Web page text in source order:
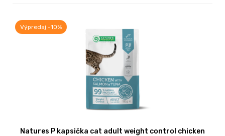
Výpredaj -10%
Natures P kapsička cat adult weight control chicken